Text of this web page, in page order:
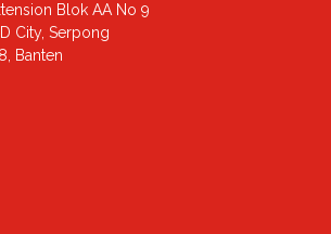
Blok AA No 9
City, Serpong
Banten